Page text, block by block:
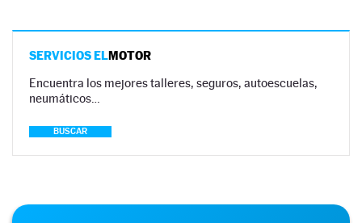
SERVICIOS ELMOTOR
Encuentra los mejores talleres, seguros, autoescuelas,
neumáticos…
BUSCAR